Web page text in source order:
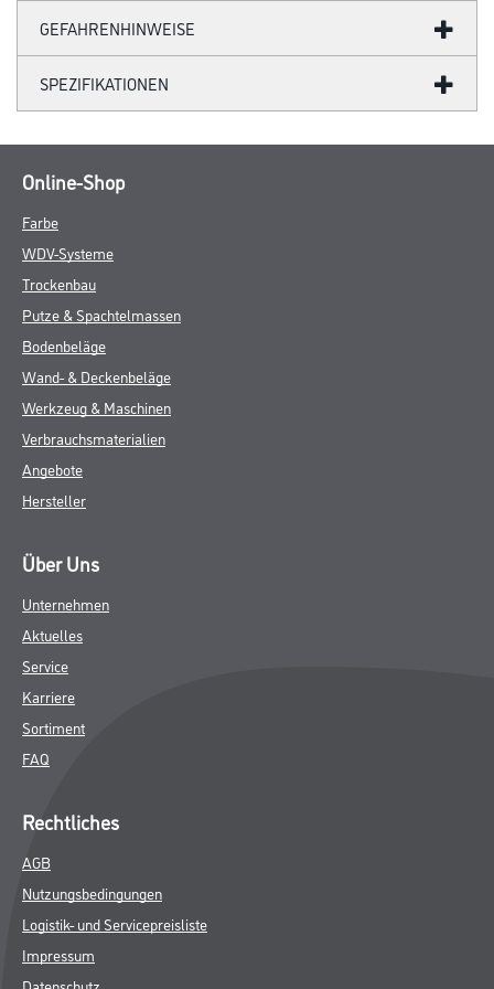
GEFAHRENHINWEISE
SPEZIFIKATIONEN
Online-Shop
Farbe
WDV-Systeme
Trockenbau
Putze & Spachtelmassen
Bodenbeläge
Wand- & Deckenbeläge
Werkzeug & Maschinen
Verbrauchsmaterialien
Angebote
Hersteller
Über Uns
Unternehmen
Aktuelles
Service
Karriere
Sortiment
FAQ
Rechtliches
AGB
Nutzungsbedingungen
Logistik- und Servicepreisliste
Impressum